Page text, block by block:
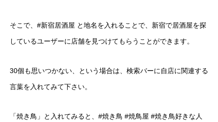
そこで、#新宿居酒屋 と地名を入れることで、新宿で居酒屋を探
しているユーザーに店舗を見つけてもらうことができます。
30個も思いつかない、という場合は、検索バーに自店に関連する
言葉を入れてみて下さい。
「焼き鳥」と入れてみると、#焼き鳥 #焼鳥屋 #焼き鳥好きな人